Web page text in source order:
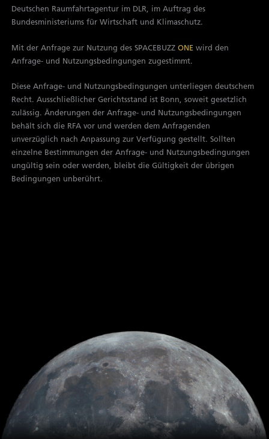
Deutschen Raumfahrtagentur im DLR, im Auftrag des
Bundesministeriums für Wirtschaft und Klimaschutz.
Mit der Anfrage zur Nutzung des SPACEBUZZONE wird den
Anfrage- und Nutzungsbedingungen zugestimmt.
Diese Anfrage- und Nutzungsbedingungen unterliegen deutschem
Recht. Ausschließlicher Gerichtsstand ist Bonn, soweit gesetzlich
zulässig. Änderungen der Anfrage- und Nutzungsbedingungen
behält sich die RFA vor und werden dem Anfragenden
unverzüglich nach Anpassung zur Verfügung gestellt. Sollten
einzelne Bestimmungen der Anfrage- und Nutzungsbedingungen
ungültig sein oder werden, bleibt die Gültigkeit der übrigen
Bedingungen unberührt.